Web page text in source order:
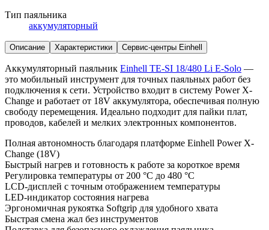
Тип паяльника
аккумуляторный
Описание Характеристики Сервис-центры Einhell
Аккумуляторный паяльник Einhell TE-SI 18/480 Li E-Solo —
это мобильный инструмент для точных паяльных работ без
подключения к сети. Устройство входит в систему Power X-
Change и работает от 18V аккумулятора, обеспечивая полную
свободу перемещения. Идеально подходит для пайки плат,
проводов, кабелей и мелких электронных компонентов.
Полная автономность благодаря платформе Einhell Power X-
Change (18V)
Быстрый нагрев и готовность к работе за короткое время
Регулировка температуры от 200 °C до 480 °C
LCD-дисплей с точным отображением температуры
LED-индикатор состояния нагрева
Эргономичная рукоятка Softgrip для удобного хвата
Быстрая смена жал без инструментов